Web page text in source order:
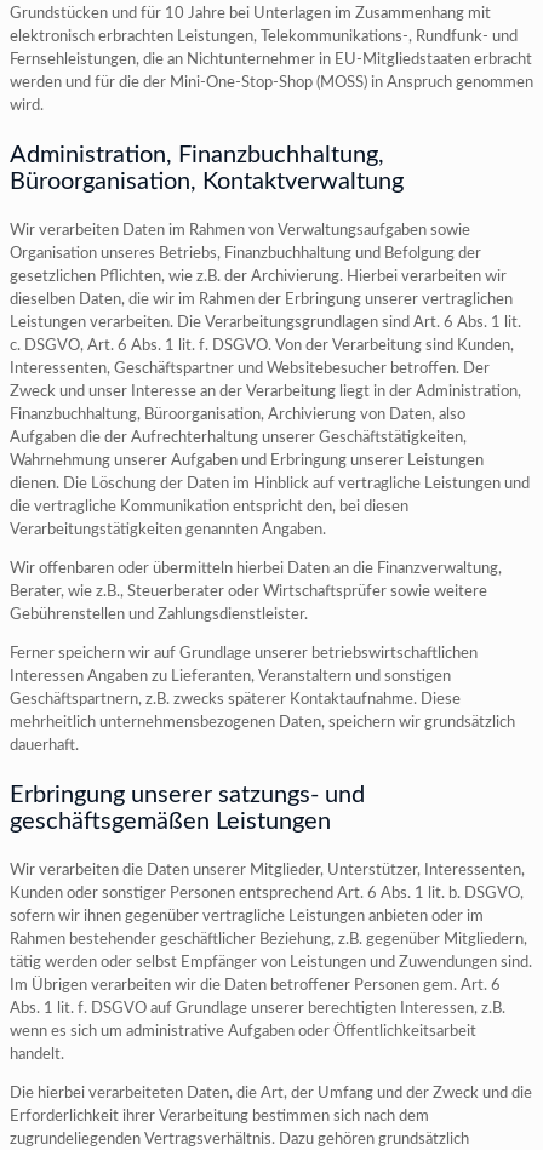
Grundstücken und für 10 Jahre bei Unterlagen im Zusammenhang mit
elektronisch erbrachten Leistungen, Telekommunikations-, Rundfunk- und
Fernsehleistungen, die an Nichtunternehmer in EU-Mitgliedstaaten erbracht
werden und für die der Mini-One-Stop-Shop (MOSS) in Anspruch genommen
wird.
Administration, Finanzbuchhaltung,
Büroorganisation, Kontaktverwaltung
Wir verarbeiten Daten im Rahmen von Verwaltungsaufgaben sowie
Organisation unseres Betriebs, Finanzbuchhaltung und Befolgung der
gesetzlichen Pflichten, wie z.B. der Archivierung. Hierbei verarbeiten wir
dieselben Daten, die wir im Rahmen der Erbringung unserer vertraglichen
Leistungen verarbeiten. Die Verarbeitungsgrundlagen sind Art. 6 Abs. 1 lit.
c. DSGVO, Art. 6 Abs. 1 lit. f. DSGVO. Von der Verarbeitung sind Kunden,
Interessenten, Geschäftspartner und Websitebesucher betroffen. Der
Zweck und unser Interesse an der Verarbeitung liegt in der Administration,
Finanzbuchhaltung, Büroorganisation, Archivierung von Daten, also
Aufgaben die der Aufrechterhaltung unserer Geschäftstätigkeiten,
Wahrnehmung unserer Aufgaben und Erbringung unserer Leistungen
dienen. Die Löschung der Daten im Hinblick auf vertragliche Leistungen und
die vertragliche Kommunikation entspricht den, bei diesen
Verarbeitungstätigkeiten genannten Angaben.
Wir offenbaren oder übermitteln hierbei Daten an die Finanzverwaltung,
Berater, wie z.B., Steuerberater oder Wirtschaftsprüfer sowie weitere
Gebührenstellen und Zahlungsdienstleister.
Ferner speichern wir auf Grundlage unserer betriebswirtschaftlichen
Interessen Angaben zu Lieferanten, Veranstaltern und sonstigen
Geschäftspartnern, z.B. zwecks späterer Kontaktaufnahme. Diese
mehrheitlich unternehmensbezogenen Daten, speichern wir grundsätzlich
dauerhaft.
Erbringung unserer satzungs- und
geschäftsgemäßen Leistungen
Wir verarbeiten die Daten unserer Mitglieder, Unterstützer, Interessenten,
Kunden oder sonstiger Personen entsprechend Art. 6 Abs. 1 lit. b. DSGVO,
sofern wir ihnen gegenüber vertragliche Leistungen anbieten oder im
Rahmen bestehender geschäftlicher Beziehung, z.B. gegenüber Mitgliedern,
tätig werden oder selbst Empfänger von Leistungen und Zuwendungen sind.
Im Übrigen verarbeiten wir die Daten betroffener Personen gem. Art. 6
Abs. 1 lit. f. DSGVO auf Grundlage unserer berechtigten Interessen, z.B.
wenn es sich um administrative Aufgaben oder Öffentlichkeitsarbeit
handelt.
Die hierbei verarbeiteten Daten, die Art, der Umfang und der Zweck und die
Erforderlichkeit ihrer Verarbeitung bestimmen sich nach dem
zugrundeliegenden Vertragsverhältnis. Dazu gehören grundsätzlich